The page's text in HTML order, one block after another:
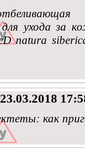
ухода за
natura
как